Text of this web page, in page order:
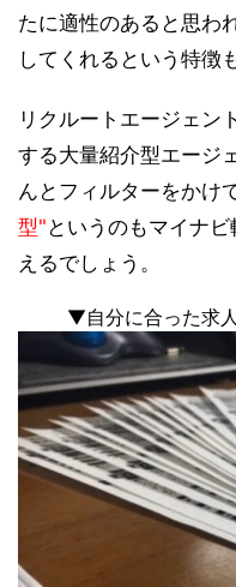
たに適性のあると思わ
してくれるという特徴
リクルートエージェン
する大量紹介型エージ
んとフィルターをかけ
型" というのもマイナ
えるでしょう。
▼自分に合った求